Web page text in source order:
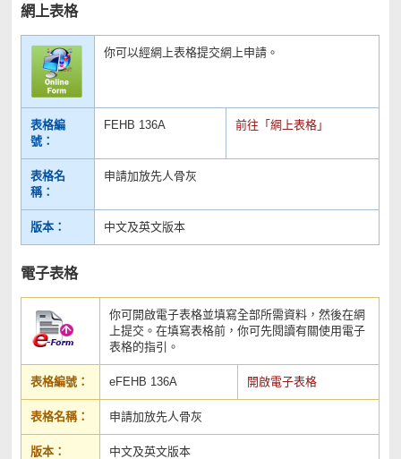
網上表格
你可以經網上表格提交網上申請。
表格編
號：
FEHB 136A 前往「網上表格」
表格名
稱：
申請加放先人骨灰
版本： 中文及英文版本
電子表格
你可開啟電子表格並填寫全部所需資料，然後在網
上提交。在填寫表格前，你可先閱讀有關使用電子
表格的指引。
表格編號： eFEHB 136A 開啟電子表格
表格名稱： 申請加放先人骨灰
版本： 中文及英文版本